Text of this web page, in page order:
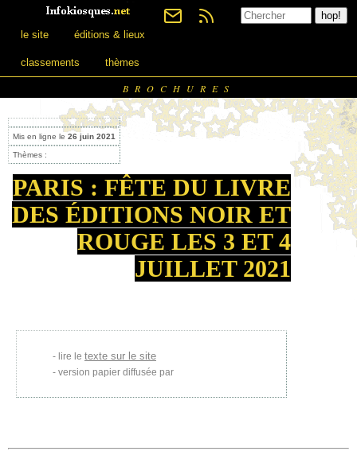
le site éditions & lieux
classements thèmes
BROCHURES
Mis en ligne le 26 juin 2021
Thèmes :
PARIS : FÊTE DU LIVRE
DES ÉDITIONS NOIR ET
ROUGE LES 3 ET 4
JUILLET 2021
lire le texte sur le site
version papier diffusée par